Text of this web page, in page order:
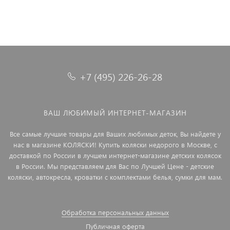
+7 (495) 226-26-28
ВАШ ЛЮБИМЫЙ ИНТЕРНЕТ-МАГАЗИН
Все самые лучшие товары для Ваших любимых деток, Вы найдете у
нас в магазине КОЛЯСКИ! Купить коляски недорого в Москве, с
доставкой по России в лучшем интернет-магазине детских колясок
в России. Мы представляем для Вас по Лучшей Цене - детские
коляски, автокресла, кроватки с комплектами белья, сумки для мам.
Обработка персональных данных
Публичная оферта